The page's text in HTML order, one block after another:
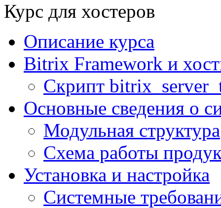
Курс для хостеров
Описание курса
Bitrix Framework и
Скрипт
Основные сведения о
Модульная структура
Схема работы
Установка и настройка
Системные